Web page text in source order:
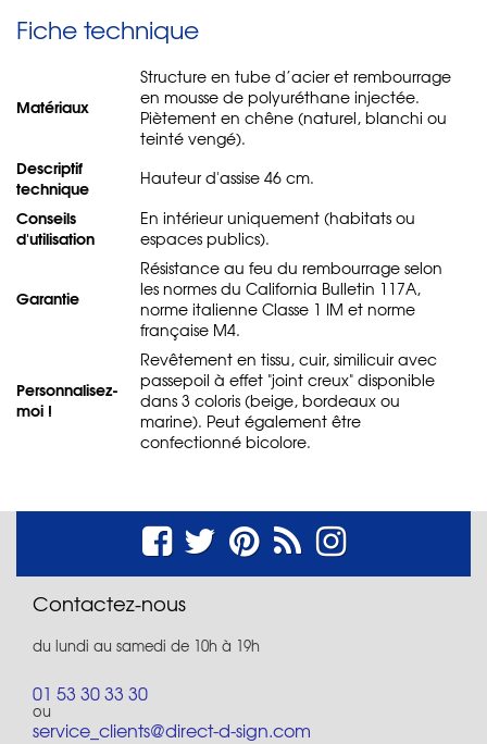
Fiche technique
Matériaux
Structure en tube d’acier et rembourrage
en mousse de polyuréthane injectée.
Piètement en chêne (naturel, blanchi ou
teinté vengé).
Descriptif
technique
Hauteur d'assise 46 cm.
Conseils
d'utilisation
En intérieur uniquement (habitats ou
espaces publics).
Garantie
Résistance au feu du rembourrage selon
les normes du California Bulletin 117A,
norme italienne Classe 1 IM et norme
française M4.
Personnalisez-
moi !
Revêtement en tissu, cuir, similicuir avec
passepoil à effet "joint creux" disponible
dans 3 coloris (beige, bordeaux ou
marine). Peut également être
confectionné bicolore.
Contactez-nous
du lundi au samedi de 10h à 19h
01 53 30 33 30
ou
service_clients@direct-d-sign.com